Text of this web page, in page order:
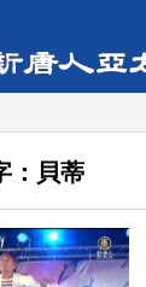
：貝蒂